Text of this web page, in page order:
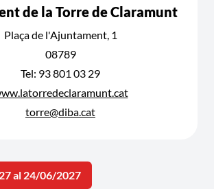
de la Torre de Claramunt
Plaça de l'Ajuntament, 1
08789
Tel: 93 801 03 29
torre@diba.cat
al 24/06/2027